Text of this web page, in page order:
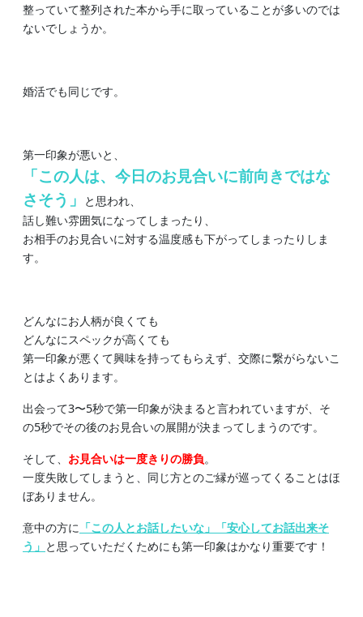
整っていて整列された本から手に取っていることが多いのでは
ないでしょうか。
婚活でも同じです。
第一印象が悪いと、
「この人は、今日のお見合いに前向きではな
さそう」
と思われ、
話し難い雰囲気になってしまったり、
お相手のお見合いに対する温度感も下がってしまったりしま
す。
どんなにお人柄が良くても
どんなにスペックが高くても
第一印象が悪くて興味を持ってもらえず、交際に繋がらないこ
とはよくあります。
出会って3〜5秒で第一印象が決まると言われていますが、そ
の5秒でその後のお見合いの展開が決まってしまうのです。
そして、 お見合いは一度きりの勝負。
一度失敗してしまうと、同じ方とのご縁が巡ってくることはほ
ぼありません。
意中の方に 「この人とお話したいな」「安心してお話出来そ
う」 と思っていただくためにも第一印象はかなり重要です！